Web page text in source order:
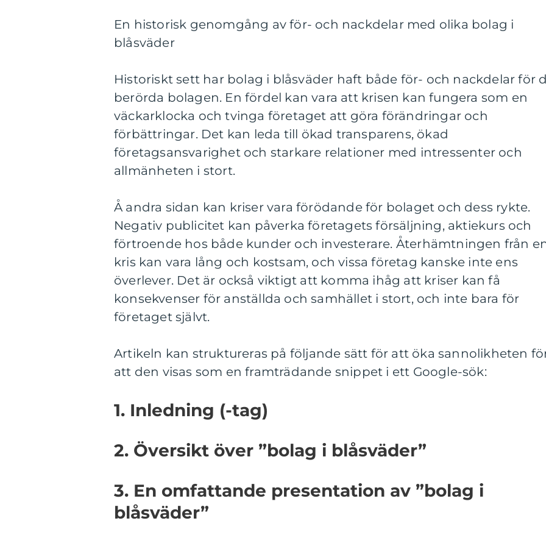
En historisk genomgång av för- och nackdelar med olika bolag i
blåsväder
Historiskt sett har bolag i blåsväder haft både för- och nackdelar för
berörda bolagen. En fördel kan vara att krisen kan fungera som en
väckarklocka och tvinga företaget att göra förändringar och
förbättringar. Det kan leda till ökad transparens, ökad
företagsansvarighet och starkare relationer med intressenter och
allmänheten i stort.
Å andra sidan kan kriser vara förödande för bolaget och dess rykte.
Negativ publicitet kan påverka företagets försäljning, aktiekurs och
förtroende hos både kunder och investerare. Återhämtningen från
kris kan vara lång och kostsam, och vissa företag kanske inte ens
överlever. Det är också viktigt att komma ihåg att kriser kan få
konsekvenser för anställda och samhället i stort, och inte bara för
företaget självt.
Artikeln kan struktureras på följande sätt för att öka sannolikheten
att den visas som en framträdande snippet i ett Google-sök:
1. Inledning (-tag)
2. Översikt över ”bolag i blåsväder”
3. En omfattande presentation av ”bolag i
blåsväder”